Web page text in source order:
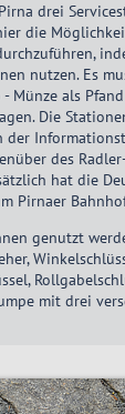
drei
die
nutzen. Es
Münze als
Die
der
des
hat die
Pirnaer
genutzt
mit drei